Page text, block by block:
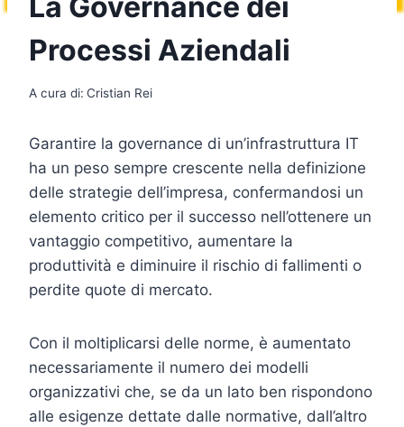
Processi Aziendali
A cura di: Cristian Rei
Garantire la governance di un’infrastruttura IT
ha un peso sempre crescente nella definizione
delle strategie dell’impresa, confermandosi un
elemento critico per il successo nell’ottenere un
vantaggio competitivo, aumentare la
produttività e diminuire il rischio di fallimenti o
perdite quote di mercato.
Con il moltiplicarsi delle norme, è aumentato
necessariamente il numero dei modelli
organizzativi che, se da un lato ben rispondono
alle esigenze dettate dalle normative, dall’altro